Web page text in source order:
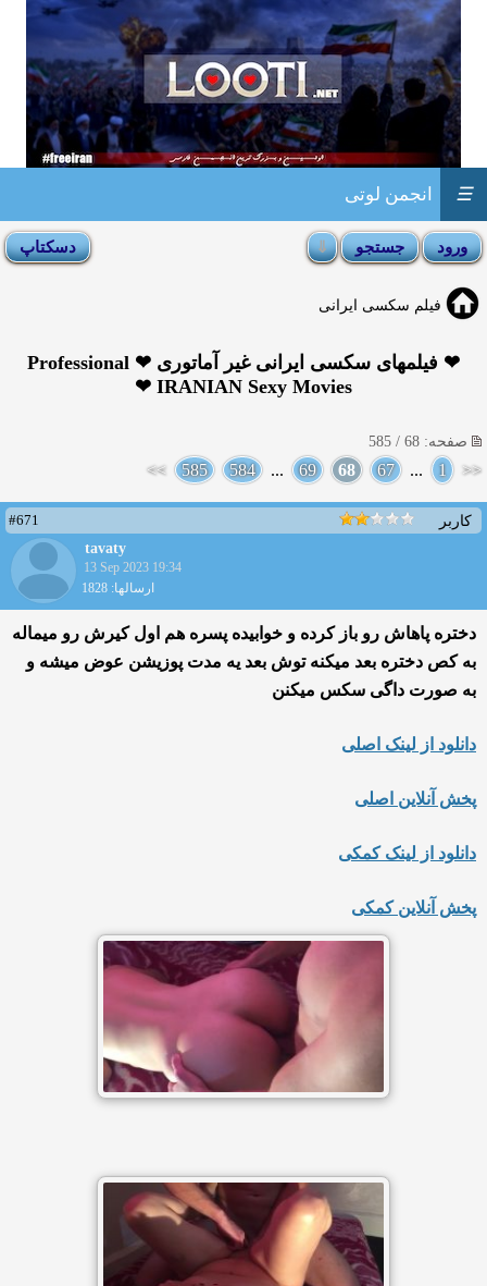
انجمن لوتی ☰
فیلم سکسی ایرانی
❤ فیلمهای سکسی ایرانی غیر آماتوری ❤ Professional
IRANIAN Sexy Movies ❤
صفحه: 68 / 585
<<
1
...
67
68
69
...
584
585
>>
کاربر
#671
tavaty
13 Sep 2023 19:34
ارسالها: 1828
دختره پاهاش رو باز کرده و خوابیده پسره هم اول کیرش رو میماله
به کص دختره بعد میکنه توش بعد یه مدت پوزیشن عوض میشه و
به صورت داگی سکس میکنن
دانلود از لینک اصلی
پخش آنلاین اصلی
دانلود از لینک کمکی
پخش آنلاین کمکی